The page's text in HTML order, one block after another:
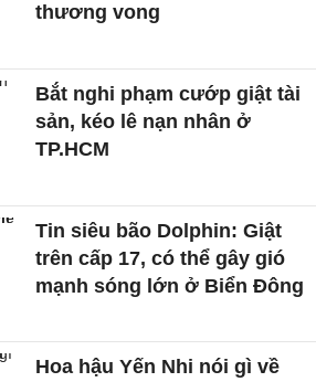
thương vong
Bắt nghi phạm cướp giật tài
sản, kéo lê nạn nhân ở
TP.HCM
Tin siêu bão Dolphin: Giật
trên cấp 17, có thể gây gió
mạnh sóng lớn ở Biển Đông
Hoa hậu Yến Nhi nói gì về